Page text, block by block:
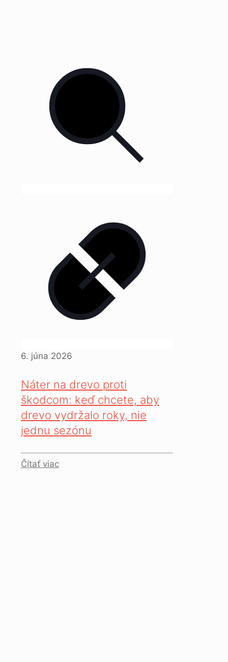
6. júna 2026
Náter na drevo proti
škodcom: keď chcete, aby
drevo vydržalo roky, nie
jednu sezónu
Čítať viac